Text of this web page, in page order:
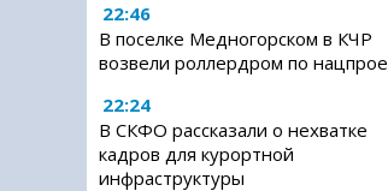
22:46
В поселке Медногорском в КЧР
возвели роллердром по
22:24
В СКФО рассказали о нехватке
кадров для курортной
инфраструктуры